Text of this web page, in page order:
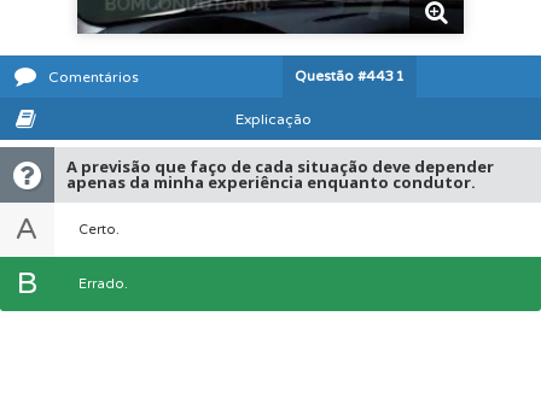
Comentários Questão #4431
Explicação
A previsão que faço de cada situação deve depender
apenas da minha experiência enquanto condutor.
A Certo.
B Errado.